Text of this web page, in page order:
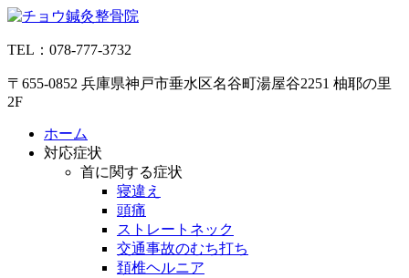
コ
テ
ツ
へ
TEL：078-777-3732
〒655-0852 兵庫県神戸市垂水区名谷町湯屋谷2251 柚耶の里
2F
ホーム
対応症状
首に関する症状
寝違え
頭痛
ストレートネック
交通事故のむち打ち
頚椎ヘルニア